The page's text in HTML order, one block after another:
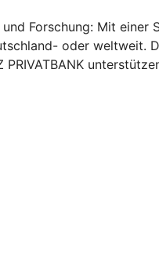
Forschung: Mit
oder